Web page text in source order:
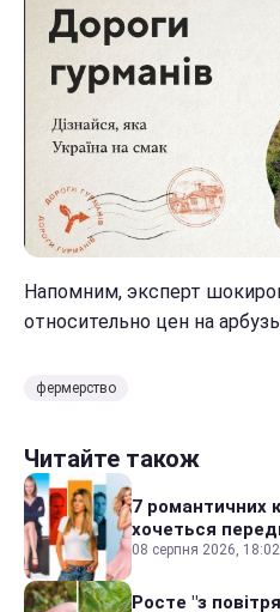
Напомним, эксперт
относительно цен на
фермерство
Читайте також
7 романтичних
хочеться
08 серпня 2026, 18:02
Росте "з